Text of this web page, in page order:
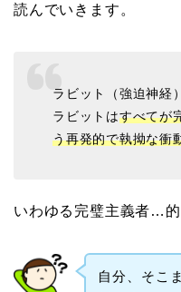
読んでいきます。
ラビット（強迫神経）
ラビットはすべてが
う再発的で執拗な衝
いわゆる完璧主義者…的
自分、そこ